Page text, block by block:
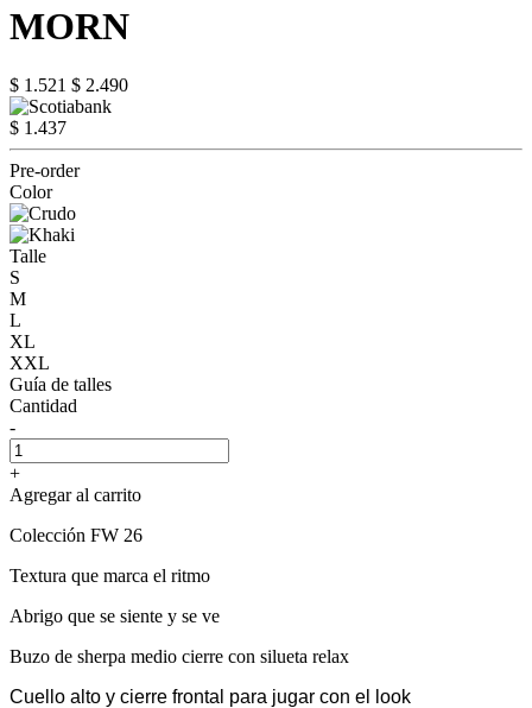
MORN
$ 1.521 $ 2.490
$ 1.437
Pre-order
Color
Talle
S
M
L
XL
XXL
Guía de talles
Cantidad
-
+
Agregar al carrito
Colección FW 26
Textura que marca el ritmo
Abrigo que se siente y se ve
Buzo de sherpa medio cierre con silueta relax
Cuello alto y cierre frontal para jugar con el look